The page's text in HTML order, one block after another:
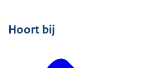
Hoort bij